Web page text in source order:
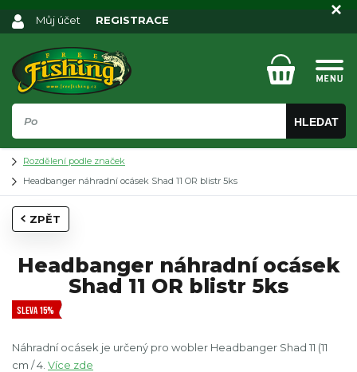
HLEDAT
Můj účet REGISTRACE
Rozdělení podle značek
Headbanger náhradní ocásek Shad 11 OR blistr 5ks
ZPĚT
Headbanger náhradní ocásek
Shad 11 OR blistr 5ks
SLEVA 15%
Náhradní ocásek je určený pro wobler Headbanger Shad 11 (11
cm / 4. Více zde